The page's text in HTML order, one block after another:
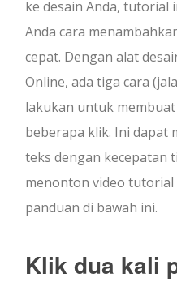
ke desain Anda, tutorial
Anda cara
cepat. Dengan alat
Online, ada tiga cara
lakukan untuk
beberapa klik. Ini dapat
teks dengan kecepatan
menonton video
panduan di bawah ini.
Klik dua kali